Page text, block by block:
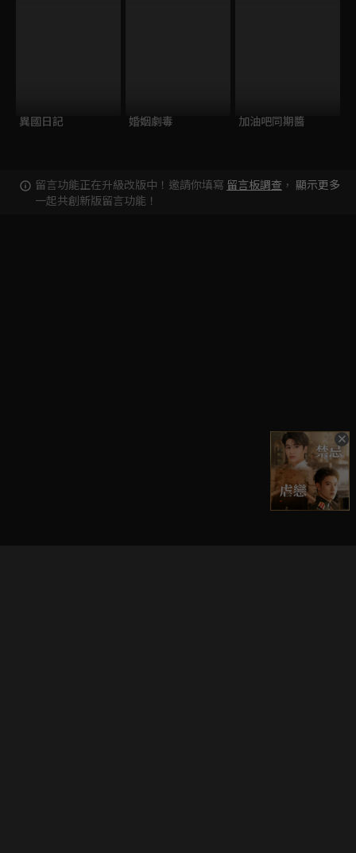
異國日記 婚姻劇毒 加油吧同期醬
留言功能正在升級改版中！邀請你填寫 留言板調查 ，
一起共創新版留言功能！
顯示更多